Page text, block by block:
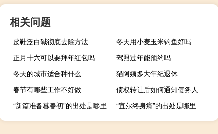
相关问题
皮鞋泛白碱彻底去除方法
冬天用小麦玉米钓鱼好吗
正月十六可以要拜年红包吗
驾照过年能预约吗
冬天的城市适合种什么
猫阿姨多大年纪退休
春节有哪些工作不好做
债权转让后如何通知债务人
“新篇准备暮春初”的出处是哪里
“宜尔终身瘠”的出处是哪里